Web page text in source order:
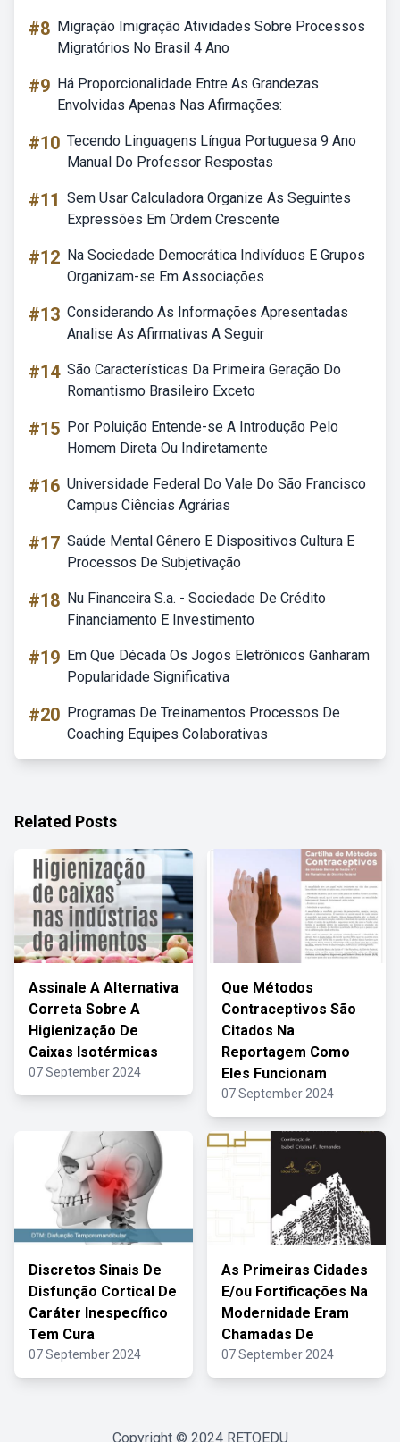
#8 Migração Imigração Atividades Sobre Processos
Migratórios No Brasil 4 Ano
#9 Há Proporcionalidade Entre As Grandezas
Envolvidas Apenas Nas Afirmações:
#10 Tecendo Linguagens Língua Portuguesa 9 Ano
Manual Do Professor Respostas
#11 Sem Usar Calculadora Organize As Seguintes
Expressões Em Ordem Crescente
#12 Na Sociedade Democrática Indivíduos E Grupos
Organizam-se Em Associações
#13 Considerando As Informações Apresentadas
Analise As Afirmativas A Seguir
#14 São Características Da Primeira Geração Do
Romantismo Brasileiro Exceto
#15 Por Poluição Entende-se A Introdução Pelo
Homem Direta Ou Indiretamente
#16 Universidade Federal Do Vale Do São Francisco
Campus Ciências Agrárias
#17 Saúde Mental Gênero E Dispositivos Cultura E
Processos De Subjetivação
#18 Nu Financeira S.a. - Sociedade De Crédito
Financiamento E Investimento
#19 Em Que Década Os Jogos Eletrônicos Ganharam
Popularidade Significativa
#20 Programas De Treinamentos Processos De
Coaching Equipes Colaborativas
Related Posts
Assinale A Alternativa
Correta Sobre A
Higienização De
Caixas Isotérmicas
07 September 2024
Que Métodos
Contraceptivos São
Citados Na
Reportagem Como
Eles Funcionam
07 September 2024
Discretos Sinais De
Disfunção Cortical De
Caráter Inespecífico
Tem Cura
07 September 2024
As Primeiras Cidades
E/ou Fortificações Na
Modernidade Eram
Chamadas De
07 September 2024
Copyright © 2024 RETOEDU